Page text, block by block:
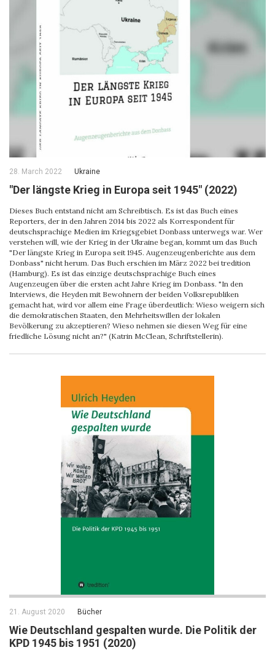
28. March 2022 Ukraine
"Der längste Krieg in Europa seit 1945" (2022)
Dieses Buch entstand nicht am Schreibtisch. Es ist das Buch eines
Reporters, der in den Jahren 2014 bis 2022 als Korrespondent für
deutschsprachige Medien im Kriegsgebiet Donbass unterwegs war. Wer
verstehen will, wie der Krieg in der Ukraine began, kommt um das Buch
"Der längste Krieg in Europa seit 1945. Augenzeugenberichte aus dem
Donbass" nicht herum. Das Buch erschien im März 2022 bei tredition
(Hamburg). Es ist das einzige deutschsprachige Buch eines
Augenzeugen über die ersten acht Jahre Krieg im Donbass. "In den
Interviews, die Heyden mit Bewohnern der beiden Volksrepubliken
gemacht hat, wird vor allem eine Frage überdeutlich: Wieso weigern sich
die demokratischen Staaten, den Mehrheitswillen der lokalen
Bevölkerung zu akzeptieren? Wieso nehmen sie diesen Weg für eine
friedliche Lösung nicht an?" (Katrin McClean, Schriftstellerin).
21. August 2020 Bücher
Wie Deutschland gespalten wurde. Die Politik der
KPD 1945 bis 1951 (2020)